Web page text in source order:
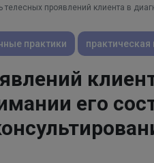
телесных проявлений клиента в
практики практическая
его